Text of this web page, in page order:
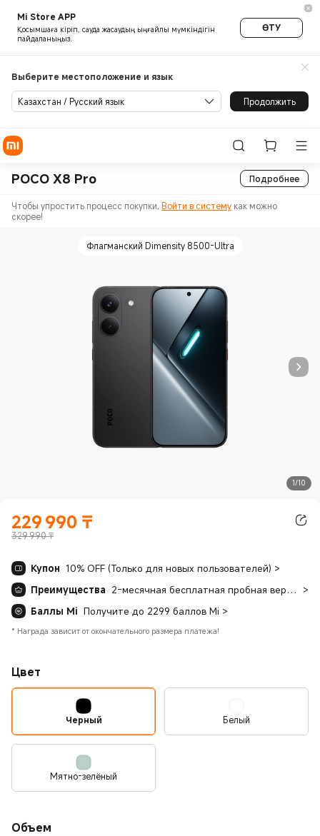
Mi Store APP
Қосымшаға кіріп, сауда жасаудың ыңғайлы мүмкіндігін
пайдаланыңыз.
ӨТУ
Выберите местоположение и язык
Казахстан / Русский язык Продолжить
POCO X8 Pro Подробнее
Чтобы упростить процесс покупки, Войти в систему как можно
скорее!
1/10
Флагманский Dimensity 8500-Ultra
229 990 ₸
Current Price ₸229990.00
329 990 ₸
Купон 10% OFF (Только для новых пользователей) >
Преимущества
2-месячная бесплатная пробная версия YouTube Premium
>
Баллы Mi Получите до 2299 баллов Mi >
* Награда зависит от окончательного размера платежа!
Цвет
Черный Белый
Мятно-зелёный
Объем